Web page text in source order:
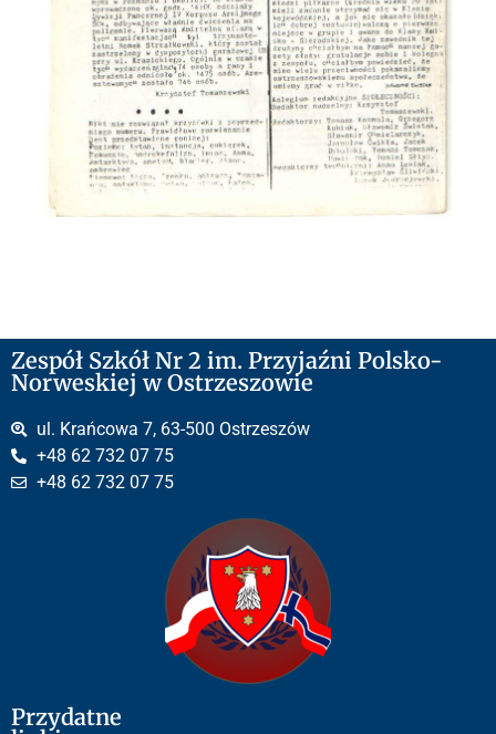
Zespół Szkół Nr 2 im. Przyjaźni Polsko-
Norweskiej w Ostrzeszowie
ul. Krańcowa 7, 63-500 Ostrzeszów
+48 62 732 07 75
+48 62 732 07 75
Przydatne